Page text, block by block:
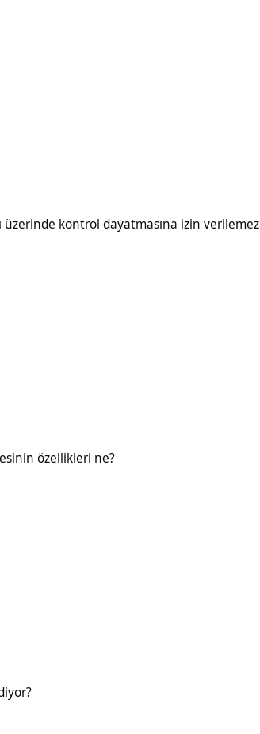
üzerinde kontrol dayatmasına izin verilemez
özellikleri ne?